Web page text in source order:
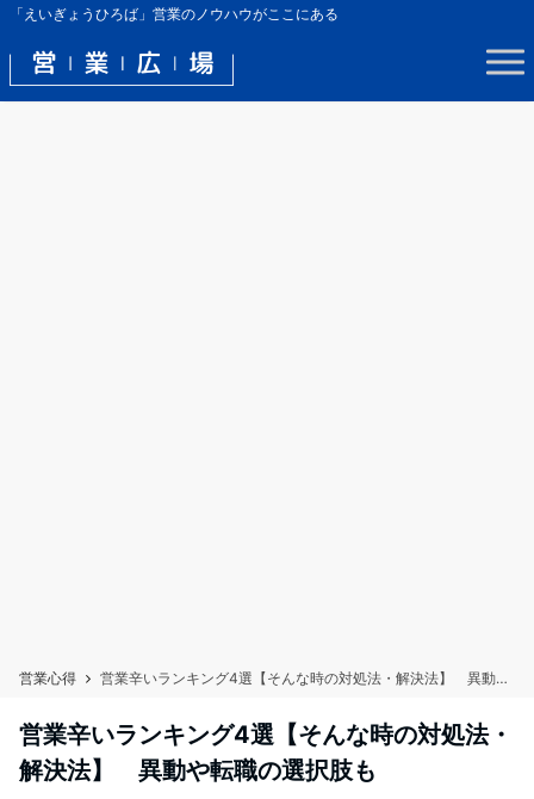
「えいぎょうひろば」営業のノウハウがここにある
営業心得 営業辛いランキング4選【そんな時の対処法・解決法】 異動や転職の選択肢も
営業辛いランキング4選【そんな時の対処法・
解決法】 異動や転職の選択肢も